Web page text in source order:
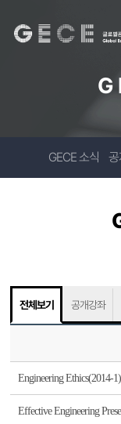
GECE 소식
전체보기 공개강좌
Engineering Ethics(2014-1)
Effective Engineering